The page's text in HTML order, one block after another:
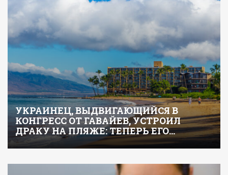
УКРАИНЕЦ, ВЫДВИГАЮЩИЙСЯ В
КОНГРЕСС ОТ ГАВАЙЕВ, УСТРОИЛ
ДРАКУ НА ПЛЯЖЕ: ТЕПЕРЬ ЕГО…